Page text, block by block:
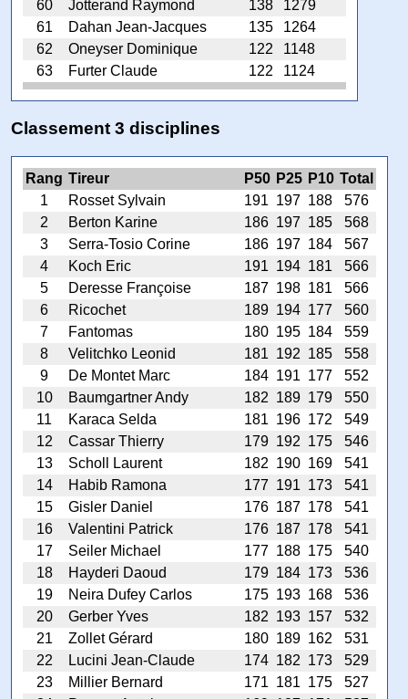
60 Jotterand Raymond 138
1279
61
Dahan Jean-Jacques 135
1264
62
Oneyser Dominique 122
1148
63
Furter Claude 122 1124
Classement 3 disciplines
Rang Tireur P50 P25 P10 Total
1
Rosset Sylvain 191 197 188
576
2
Berton Karine 186 197 185
568
3
Serra-Tosio Corine 186 197 184
567
4
Koch Eric 191 194 181
566
5
Deresse Françoise 187 198 181
566
6
Ricochet 189 194 177
560
7
Fantomas 180 195 184
559
8
Velitchko Leonid 181 192 185
558
9
De Montet Marc 184 191 177
552
10
Baumgartner Andy 182 189 179
550
11
Karaca Selda 181 196 172
549
12
Cassar Thierry 179 192 175
546
13
Scholl Laurent 182 190 169
541
14
Habib Ramona 177 191 173
541
15
Gisler Daniel 176 187 178
541
16
Valentini Patrick 176 187 178
541
17
Seiler Michael 177 188 175
540
18
Hayderi Daoud 179 184 173
536
19
Neira Dufey Carlos 175 193 168
536
20
Gerber Yves 182 193 157
532
21
Zollet Gérard 180 189 162
531
22
Lucini Jean-Claude 174 182 173
529
23
Millier Bernard 171 181 175
527